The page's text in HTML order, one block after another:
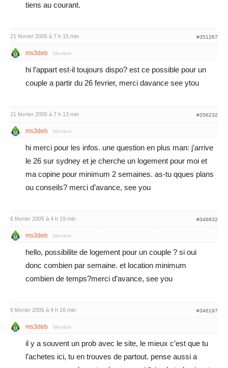
tiens au courant.
21 février 2005 à 7 h 15 min #351267
ms3deb Membre
hi l’appart est-il toujours dispo? est ce possible pour un
couple a partir du 26 fevrier, merci davance see ytou
21 février 2005 à 7 h 13 min #356232
ms3deb Membre
hi merci pour les infos. une question en plus man: j’arrive
le 26 sur sydney et je cherche un logement pour moi et
ma copine pour minimum 2 semaines. as-tu qques plans
ou conseils? merci d’avance, see you
6 février 2005 à 4 h 19 min #346832
ms3deb Membre
hello, possibilite de logement pour un couple ? si oui
donc combien par semaine. et location minimum
combien de temps?merci d’avance, see you
6 février 2005 à 4 h 16 min #346197
ms3deb Membre
il y a souvent un prob avec le site, le mieux c’est que tu
l’achetes ici, tu en trouves de partout. pense aussi a